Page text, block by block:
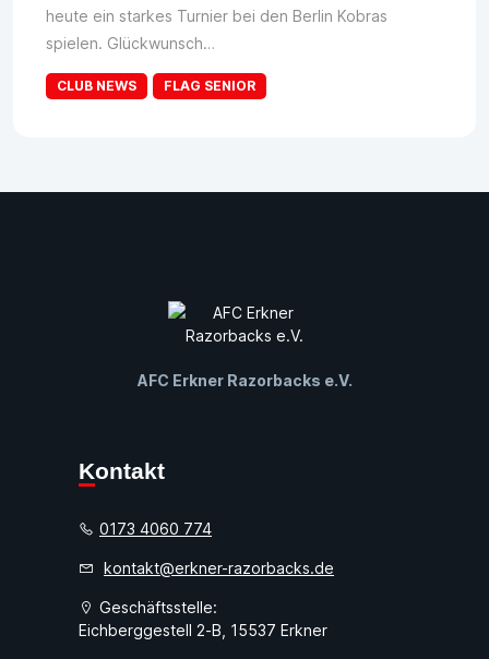
heute ein starkes Turnier bei den Berlin Kobras
spielen. Glückwunsch…
CLUB NEWS FLAG SENIOR
AFC Erkner Razorbacks e.V.
Kontakt
0173 4060 774
kontakt@erkner-razorbacks.de
Geschäftsstelle:
Eichberggestell 2-B, 15537 Erkner